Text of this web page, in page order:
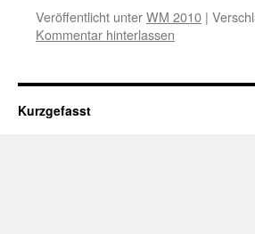
Veröffentlicht unterWM 2010 |
Kommentar hinterlassen
Kurzgefasst